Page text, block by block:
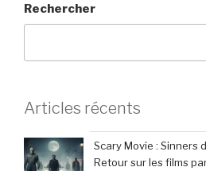
Rechercher
Articles récents
Scary Movie : Sinners
Retour sur les films